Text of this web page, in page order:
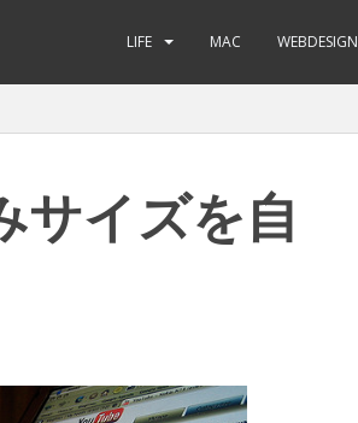
LIFE MAC WEBDESIGN
サイズを自